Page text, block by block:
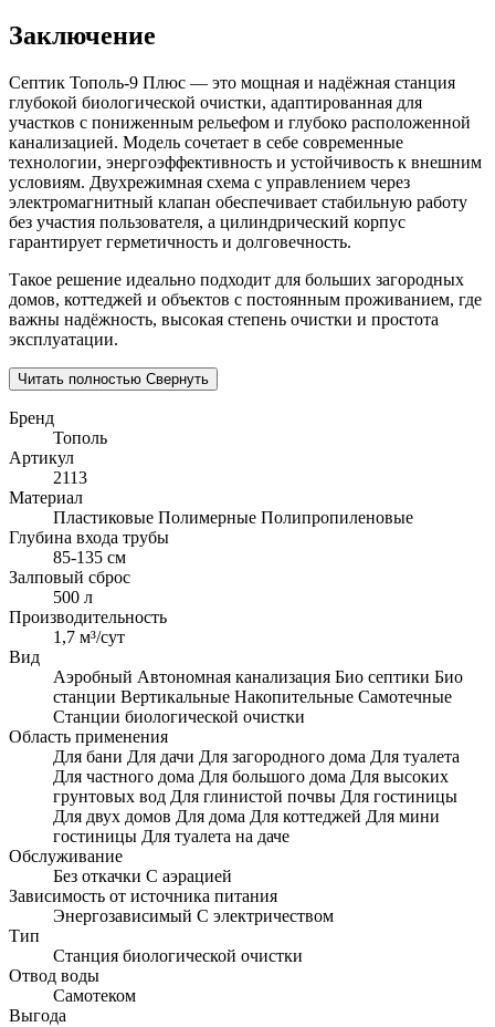
Заключение
Септик Тополь-9 Плюс — это мощная и надёжная станция
глубокой биологической очистки, адаптированная для
участков с пониженным рельефом и глубоко расположенной
канализацией. Модель сочетает в себе современные
технологии, энергоэффективность и устойчивость к внешним
условиям. Двухрежимная схема с управлением через
электромагнитный клапан обеспечивает стабильную работу
без участия пользователя, а цилиндрический корпус
гарантирует герметичность и долговечность.
Такое решение идеально подходит для больших загородных
домов, коттеджей и объектов с постоянным проживанием, где
важны надёжность, высокая степень очистки и простота
эксплуатации.
Читать полностью Свернуть
Бренд
Тополь
Артикул
2113
Материал
Пластиковые Полимерные Полипропиленовые
Глубина входа трубы
85-135 см
Залповый сброс
500 л
Производительность
1,7 м³/сут
Вид
Аэробный Автономная канализация Био септики Био
станции Вертикальные Накопительные Самотечные
Станции биологической очистки
Область применения
Для бани Для дачи Для загородного дома Для туалета
Для частного дома Для большого дома Для высоких
грунтовых вод Для глинистой почвы Для гостиницы
Для двух домов Для дома Для коттеджей Для мини
гостиницы Для туалета на даче
Обслуживание
Без откачки С аэрацией
Зависимость от источника питания
Энергозависимый С электричеством
Тип
Станция биологической очистки
Отвод воды
Самотеком
Выгода